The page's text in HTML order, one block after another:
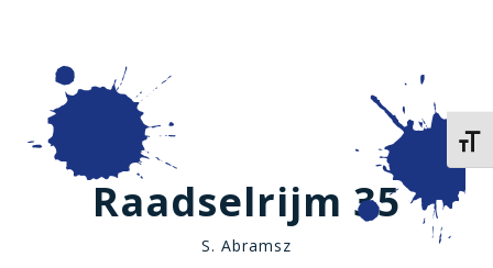
Raadselrijm 35
S. Abramsz